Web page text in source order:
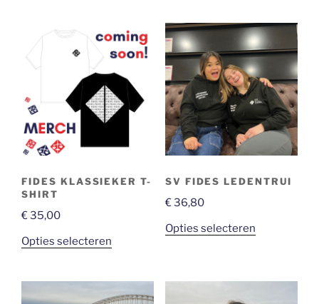
FIDES KLASSIEKER T-
SHIRT
€35,00
Opties selecteren
SV FIDES LEDENTRUI
€36,80
Opties selecteren